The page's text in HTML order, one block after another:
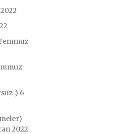
:) 6
2022